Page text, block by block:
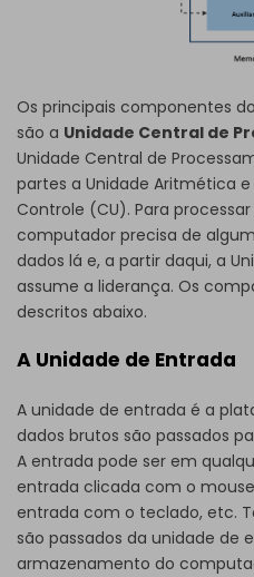
Os principais componentes
são a Unidade Central de
Unidade Central de
partes a Unidade Aritmética e
Controle (CU). Para
computador precisa de
dados lá e, a partir daqui, a
assume a liderança. Os
descritos abaixo.
A Unidade de Entrada
A unidade de entrada é a
dados brutos são passados
A entrada pode ser em
entrada clicada com o
entrada com o teclado, etc.
são passados da unidade de
armazenamento do